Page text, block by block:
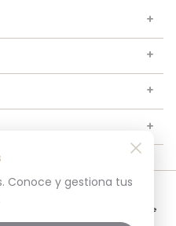
Conoce y gestiona tus
+
+
+
+
en tu navegador que el sitio que
es la única del sitio oficial de